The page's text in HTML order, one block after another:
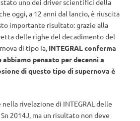
stato uno dei driver scientifici della
oggi, a 12 anni dal lancio, è riuscita
importante risultato: grazie alla
delle righe del decadimento del
di tipo Ia, INTEGRAL conferma
pensato per decenni a
di questo tipo di supernova è
nella rivelazione di INTEGRAL delle
2014J, ma un risultato non deve